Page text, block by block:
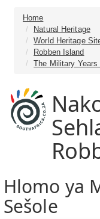
Home
Natural Heritage
World Heritage
Robben Island
The Military
Hlomo ya
Sešole